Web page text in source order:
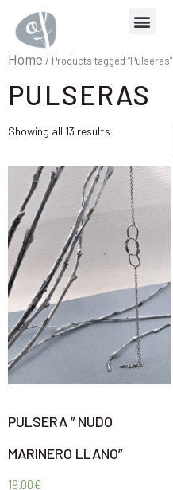
Home / Products tagged “Pulseras”
PULSERAS
Showing all 13 results
PULSERA ” NUDO
MARINERO LLANO”
19.00€